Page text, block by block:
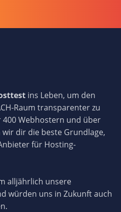
ins Leben, um den
Raum transparenter zu
Webhostern und über
dir die beste Grundlage,
für Hosting-
alljährlich unsere
würden uns in Zukunft auch